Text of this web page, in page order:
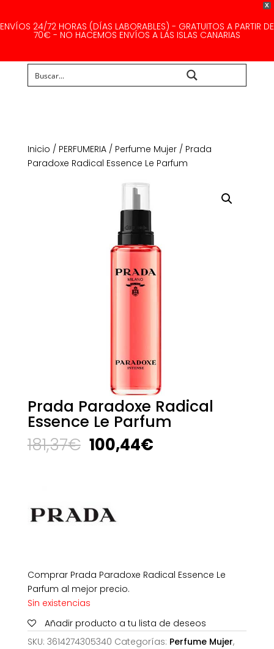
X
ENVÍOS 24/72 HORAS (DÍAS LABORABLES) - GRATUITOS A PARTIR DE
70€ - NO HACEMOS ENVÍOS A LAS ISLAS CANARIAS
Inicio / PERFUMERIA/ Perfume Mujer/ Prada
Paradoxe Radical Essence Le Parfum
Prada Paradoxe Radical
Essence Le Parfum
181,37€ El
precio
100,44€El
Comprar Prada Paradoxe Radical Essence Le
Parfum al mejor precio.
Sin existencias
Añadir producto a tu lista de deseos
SKU: 3614274305340 Categorías: Perfume Mujer,